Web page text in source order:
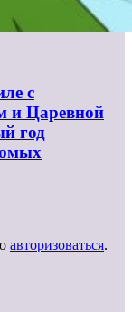
с
и Царевной
год
авторизоваться.